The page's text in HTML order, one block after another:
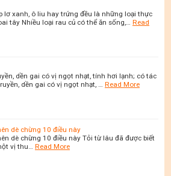
lơ xanh, ô liu hay trứng đều là những loại thực
tây Nhiều loại rau củ có thể ăn sống,…
Read
dền gai có vị ngọt nhạt, tính hơi lạnh; có tác
dền gai có vị ngọt nhạt, …
Read More
dè chừng 10 điều này
dè chừng 10 điều này Tỏi từ lâu đã được biết
vị thu…
Read More